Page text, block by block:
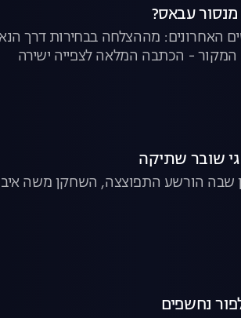
האחרונים: מההצלחה בבחירות דרך
- הכתבה המלאה לצפייה ישירה
הורשע התפוצצה, השחקן משה